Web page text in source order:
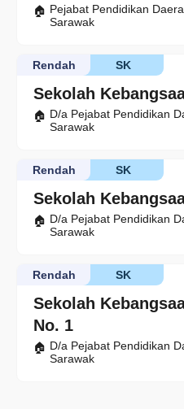
Pejabat Pendidikan
Sarawak
Sekolah
SK
Rendah
D/a Pejabat Pendidikan
Sarawak
Sekolah
SK
Rendah
D/a Pejabat Pendidikan
Sarawak
Sekolah
No. 1
SK
Rendah
D/a Pejabat Pendidikan
Sarawak